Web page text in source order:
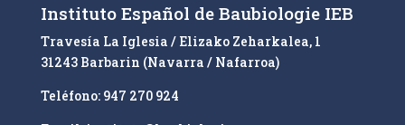
Instituto Español de Baubiologie IEB
Travesía La Iglesia / Elizako Zeharkalea, 1
31243 Barbarin (Navarra / Nafarroa)
Teléfono: 947 270 924